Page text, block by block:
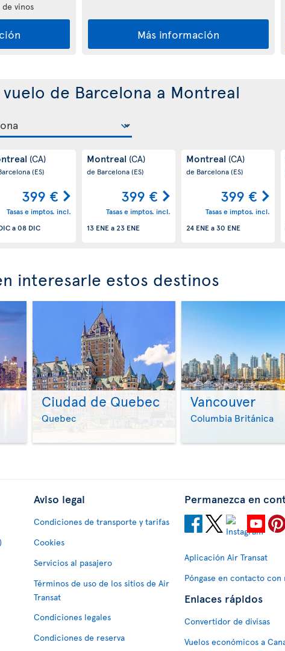
vinos
Más información
de Barcelona a Montreal
(CA)
(ES)
399 €
Tasas e imptos. incl.
a08 DIC
Montreal (CA)
de Barcelona(ES)
399 €
Tasas e imptos. incl.
13 ENEa 23 ENE
Montreal (CA)
de Barcelona(ES)
399 €
Tasas e imptos. incl.
24 ENEa30 ENE
interesarle estos destinos
>
Ciudad de Quebec
Quebec >
Vancouver
Columbia Británica
Aviso legal
Condiciones de transporte y tarifas
Cookies
Servicios al pasajero
Términos de uso de los sitios de Air
Transat
Condiciones legales
Condiciones de reserva
Permanezca en
Aplicación Air Transat
Póngase en contacto con
Enlaces rápidos
Convertidor de divisas
Vuelos económicos a